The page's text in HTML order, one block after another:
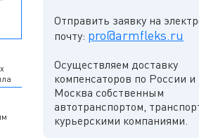
Отправить заявку на
почту: pro@armfleks.ru
Осуществляем доставку
компенсаторов по России и
Москва собственным
автотранспортом,
курьерскими компаниями.